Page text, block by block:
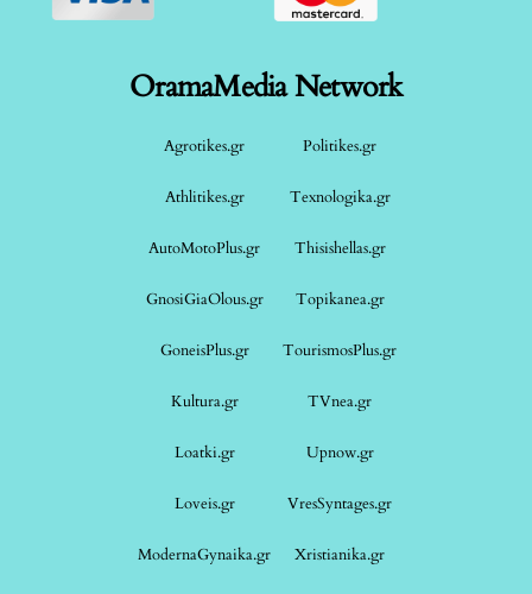
OramaMedia Network
Agrotikes.gr Politikes.gr
Athlitikes.gr Texnologika.gr
AutoMotoPlus.gr Thisishellas.gr
GnosiGiaOlous.gr Topikanea.gr
GoneisPlus.gr TourismosPlus.gr
Kultura.gr TVnea.gr
Loatki.gr Upnow.gr
Loveis.gr VresSyntages.gr
ModernaGynaika.gr Xristianika.gr